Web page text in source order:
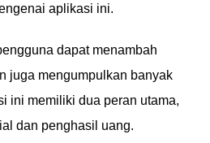
aplikasi ini.
dapat menambah
juga mengumpulkan banyak
ini memiliki dua peran utama,
dan penghasil uang.